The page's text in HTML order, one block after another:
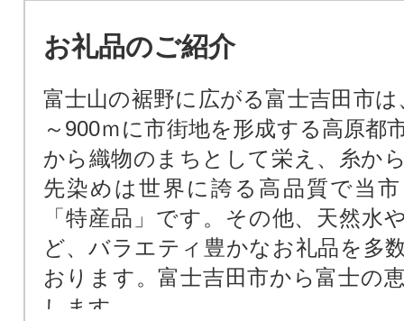
お礼品のご紹介
富士山の裾野に広がる富士吉田市は
～900ｍに市街地を形成する高原都
から織物のまちとして栄え、糸か
先染めは世界に誇る高品質で当
「特産品」です。その他、天然水
ど、バラエティ豊かなお礼品を多
おります。富士吉田市から富士の
します。